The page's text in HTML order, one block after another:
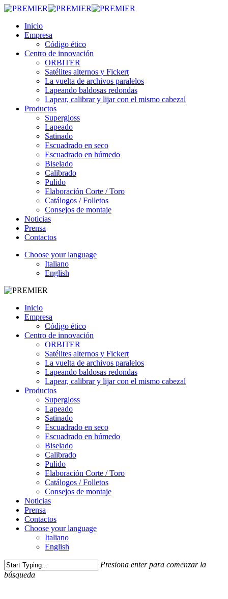
Ir
contenido
principal
Menú
Inicio
Empresa
Código ético
Centro de innovación
ORBITER
Satélites alternos y Fickert
La vuelta de archivos paralelos
Lapeando baldosas redondas
Lapear, calibrar y lijar con el mismo cabezal
Productos
Supergloss
Lapeado
Satinado
Escuadrado en seco
Escuadrado en húmedo
Biselado
Calibrado
Pulido
Elaboración Corte / Toro
Catálogos / Folletos
Consejos de montaje
Noticias
Prensa
Contactos
Choose your language
Italiano
English
Inicio
Empresa
Código ético
Centro de innovación
ORBITER
Satélites alternos y Fickert
La vuelta de archivos paralelos
Lapeando baldosas redondas
Lapear, calibrar y lijar con el mismo cabezal
Productos
Supergloss
Lapeado
Satinado
Escuadrado en seco
Escuadrado en húmedo
Biselado
Calibrado
Pulido
Elaboración Corte / Toro
Catálogos / Folletos
Consejos de montaje
Noticias
Prensa
Contactos
Choose your language
Italiano
English
Presiona enter para comenzar la
búsqueda